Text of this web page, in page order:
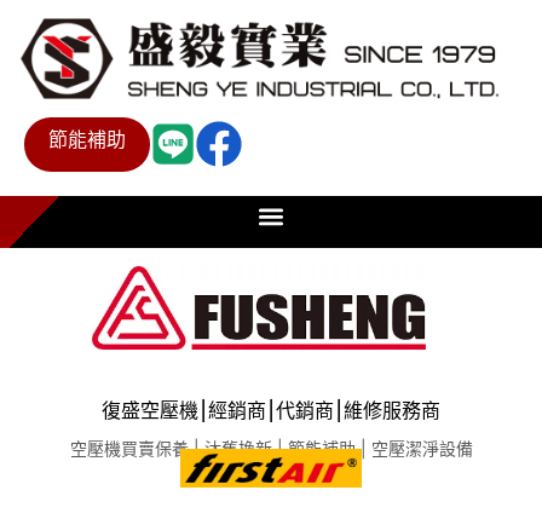
節能補助
復盛空壓機⎮經銷商⎮代銷商⎮維修服務商
空壓機買賣保養 | 汰舊換新 | 節能補助 | 空壓潔淨設備